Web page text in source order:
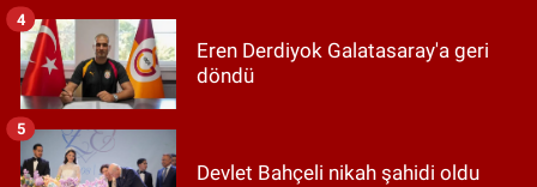
Eren Derdiyok Galatasaray'a geri
döndü
4
Devlet Bahçeli nikah şahidi oldu
5